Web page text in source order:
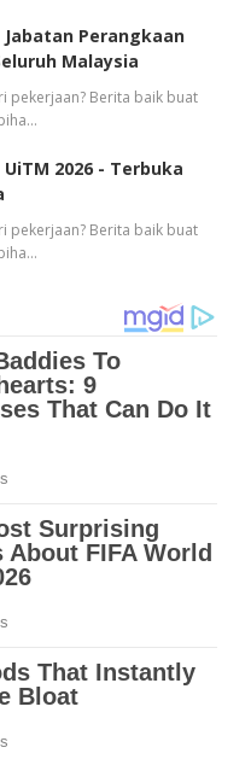
Jabatan Perangkaan
Malaysia
pekerjaan? Berita baik buat
2026 - Terbuka
pekerjaan? Berita baik buat